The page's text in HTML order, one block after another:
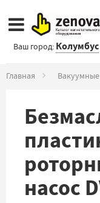
Ваш город: Колумбус
Главная
насос